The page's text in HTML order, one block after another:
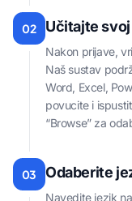
02 Učitajte
Nakon prijave,
Naš sustav
Word, Excel,
povucite i
“Browse” za
03 Odaberite
Navedite jezik